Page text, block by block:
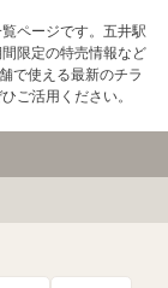
ページです。五井駅
限定の特売情報など
で使える最新のチラ
ご活用ください。